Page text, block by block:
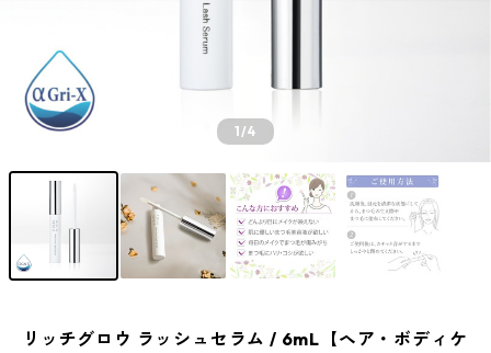
1/4
リッチグロウ ラッシュセラム / 6mL【ヘア・ボディケ